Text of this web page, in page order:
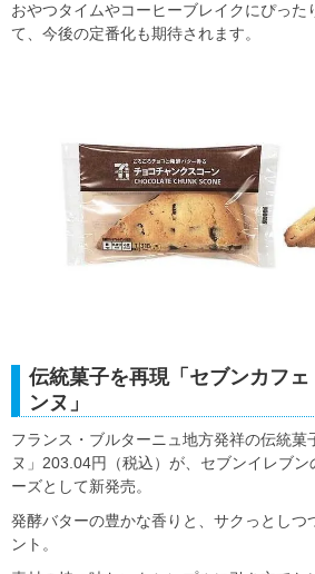
おやつタイムやコーヒーブレイクにぴった
て、今後の定番化も期待されます。
伝統菓子を再現「セブンカフェ
ンヌ」
フランス・ブルターニュ地方発祥の伝統菓
ヌ」203.04円（税込）が、セブンイレブン
ーズとして新発売。
発酵バターの豊かな香りと、サクっとしつ
ント。